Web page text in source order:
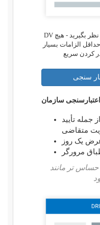
DV را مانند گرفتن کارت کتابخانه در نظر بگیرید - هیچ
الزامات بسیار
سنجی
جمله تأیید
متقاضی
یک روز
مرورگر
تر مانند